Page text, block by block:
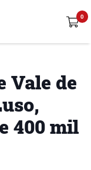
Vale de
400 mil